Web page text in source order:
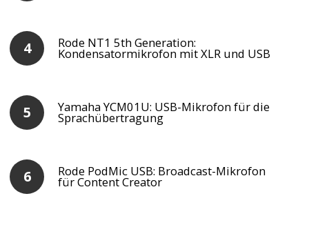
Rode NT1 5th Generation:
Kondensatormikrofon mit XLR und USB
Yamaha YCM01U: USB-Mikrofon für die
Sprachübertragung
Rode PodMic USB: Broadcast-Mikrofon
für Content Creator